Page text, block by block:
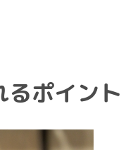
るポイント